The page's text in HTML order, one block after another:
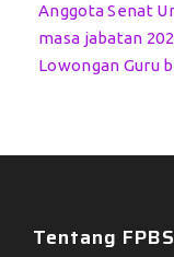
Anggota Senat
masa jabatan
Lowongan Guru
Tentang FPBS